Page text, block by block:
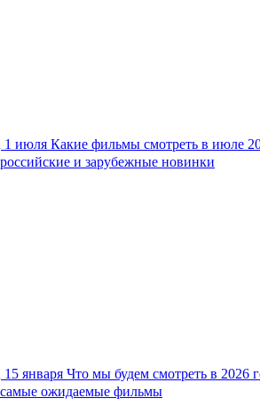
1 июля Какие фильмы смотреть в июле
российские и зарубежные новинки
15 января Что мы будем смотреть в 2026
самые ожидаемые фильмы